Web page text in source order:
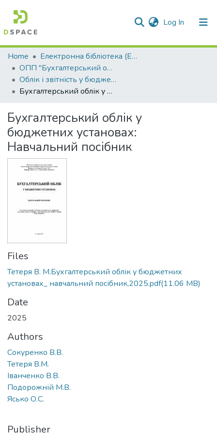
Log In (current)
Communities & Collections
All of DSpace
Statistics
Home
Електронна бібліотека (E-Book)
ОПП "Бухгалтерський облік"
Облік і звітність у бюджетних установах
Бухгалтерський облік у бюджетних установах: Навчальний посібник
Бухгалтерський облік у
бюджетних установах:
Навчальний посібник
Files
Тетеря В. М.Бухгалтерський облік у бюджетних
установах_ навчальний посібник,2025.pdf(11.06 MB)
Date
2025
Authors
Сокуренко В.В.
Тетеря В.М.
Іванченко В.В.
Подорожній М.В.
Ясько О.С.
Publisher